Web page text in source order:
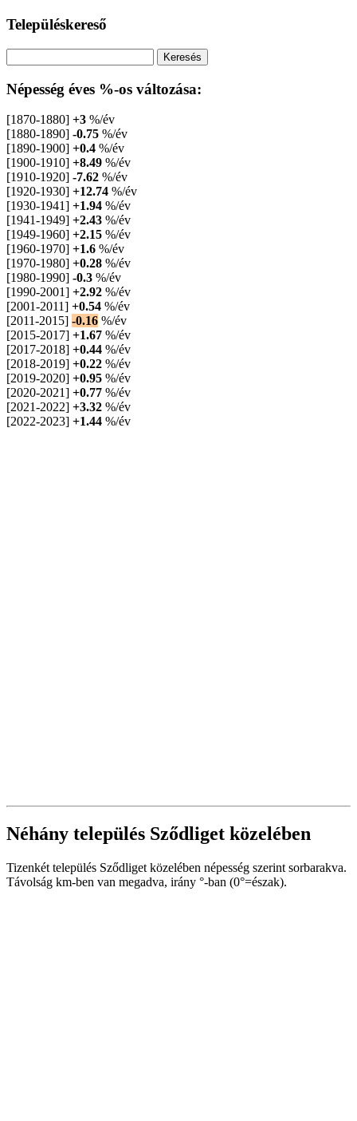
Településkereső
Népesség éves %-os változása:
[1870-1880] +3 %/év
[1880-1890] -0.75 %/év
[1890-1900] +0.4 %/év
[1900-1910] +8.49 %/év
[1910-1920] -7.62 %/év
[1920-1930] +12.74 %/év
[1930-1941] +1.94 %/év
[1941-1949] +2.43 %/év
[1949-1960] +2.15 %/év
[1960-1970] +1.6 %/év
[1970-1980] +0.28 %/év
[1980-1990] -0.3 %/év
[1990-2001] +2.92 %/év
[2001-2011] +0.54 %/év
[2011-2015] -0.16 %/év
[2015-2017] +1.67 %/év
[2017-2018] +0.44 %/év
[2018-2019] +0.22 %/év
[2019-2020] +0.95 %/év
[2020-2021] +0.77 %/év
[2021-2022] +3.32 %/év
[2022-2023] +1.44 %/év
Néhány település Sződliget közelében
Tizenkét település Sződliget közelében népesség szerint sorbarakva.
Távolság km-ben van megadva, irány °-ban (0°=észak).